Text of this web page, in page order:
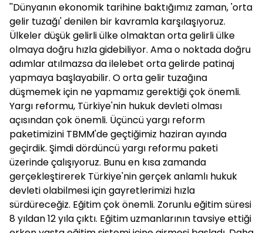
''Dünyanın ekonomik tarihine baktığımız zaman, 'orta
gelir tuzağı' denilen bir kavramla karşılaşıyoruz.
Ülkeler düşük gelirli ülke olmaktan orta gelirli ülke
olmaya doğru hızla gidebiliyor. Ama o noktada doğru
adımlar atılmazsa da ilelebet orta gelirde patinaj
yapmaya başlayabilir. O orta gelir tuzağına
düşmemek için ne yapmamız gerektiği çok önemli.
Yargı reformu, Türkiye'nin hukuk devleti olması
açısından çok önemli. Üçüncü yargı reform
paketimizini TBMM'de geçtiğimiz haziran ayında
geçirdik. Şimdi dördüncü yargı reformu paketi
üzerinde çalışıyoruz. Bunu en kısa zamanda
gerçekleştirerek Türkiye'nin gerçek anlamlı hukuk
devleti olabilmesi için gayretlerimizi hızla
sürdüreceğiz. Eğitim çok önemli. Zorunlu eğitim süresi
8 yıldan 12 yıla çıktı. Eğitim uzmanlarının tavsiye ettiği